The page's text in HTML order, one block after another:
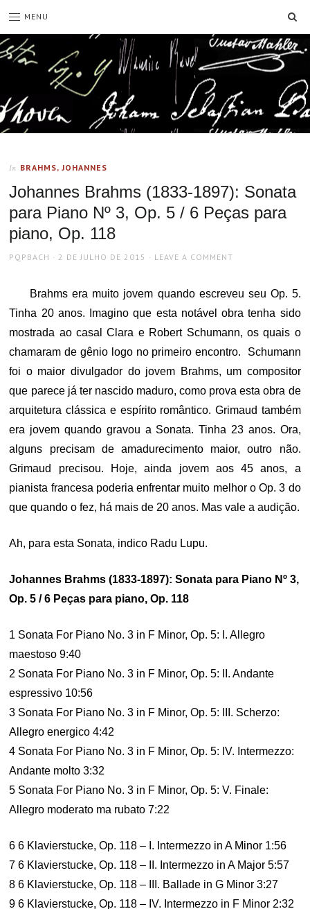
MENU
In BRAHMS, JOHANNES
Johannes Brahms (1833-1897): Sonata
para Piano Nº 3, Op. 5 / 6 Peças para
piano, Op. 118
AUTHOR
PQPBACH
POSTED
2 DE JULHO DE 2015 LEAVE A COMMENT
Brahms era muito jovem quando escreveu seu Op. 5.
Tinha 20 anos. Imagino que esta notável obra tenha sido
mostrada ao casal Clara e Robert Schumann, os quais o
chamaram de gênio logo no primeiro encontro. Schumann
foi o maior divulgador do jovem Brahms, um compositor
que parece já ter nascido maduro, como prova esta obra de
arquitetura clássica e espírito romântico. Grimaud também
era jovem quando gravou a Sonata. Tinha 23 anos. Ora,
alguns precisam de amadurecimento maior, outro não.
Grimaud precisou. Hoje, ainda jovem aos 45 anos, a
pianista francesa poderia enfrentar muito melhor o Op. 3 do
que quando o fez, há mais de 20 anos. Mas vale a audição.
Ah, para esta Sonata, indico Radu Lupu.
Johannes Brahms (1833-1897): Sonata para Piano Nº 3,
Op. 5 / 6 Peças para piano, Op. 118
1 Sonata For Piano No. 3 in F Minor, Op. 5: I. Allegro
maestoso 9:40
2 Sonata For Piano No. 3 in F Minor, Op. 5: II. Andante
espressivo 10:56
3 Sonata For Piano No. 3 in F Minor, Op. 5: III. Scherzo:
Allegro energico 4:42
4 Sonata For Piano No. 3 in F Minor, Op. 5: IV. Intermezzo:
Andante molto 3:32
5 Sonata For Piano No. 3 in F Minor, Op. 5: V. Finale:
Allegro moderato ma rubato 7:22
6 6 Klavierstucke, Op. 118 – I. Intermezzo in A Minor 1:56
7 6 Klavierstucke, Op. 118 – II. Intermezzo in A Major 5:57
8 6 Klavierstucke, Op. 118 – III. Ballade in G Minor 3:27
9 6 Klavierstucke, Op. 118 – IV. Intermezzo in F Minor 2:32